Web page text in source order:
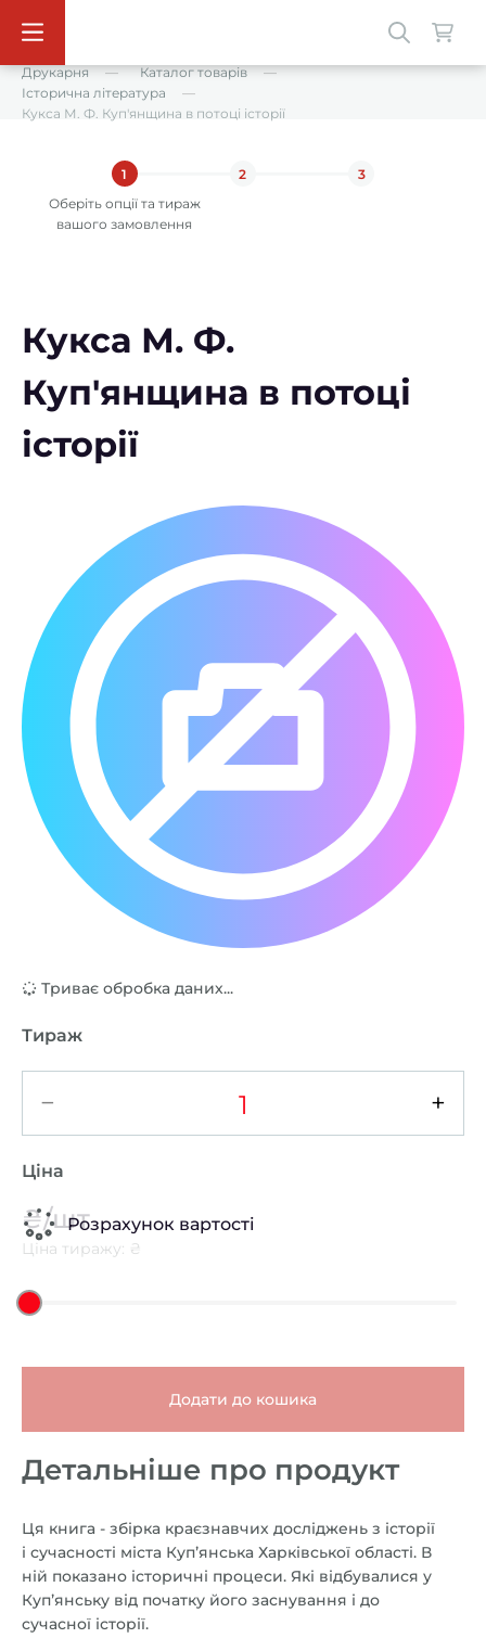
Друкарня
Каталог товарів
Історична література
Кукса М. Ф. Куп'янщина в потоці історії
1
Оберіть опції та тираж
вашого замовлення
2 3
Кукса М. Ф.
Куп'янщина в потоці
історії
Триває обробка даних...
Тираж
− +
Ціна
Розрахунок вартості
₴/шт
Ціна тиражу: ₴
Додати до кошика
Детальніше про продукт
Ця книга - збірка краєзнавчих досліджень з історії
і сучасності міста Купʼянська Харківської області. В
ній показано історичні процеси. Які відбувалися у
Купʼянську від початку його заснування і до
сучасної історії.